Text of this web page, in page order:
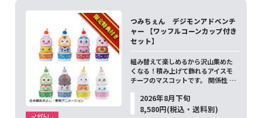
つみちぇん デジモンアドベンチ
ャー 【ワッフルコーンカップ付き
セット】
組み替えて楽しめるから沢山集めた
くなる！積み上げて飾れるアイスモ
チーフのマスコットです。 関係性 …
2026年8月下旬
8,580円(税込・送料別)